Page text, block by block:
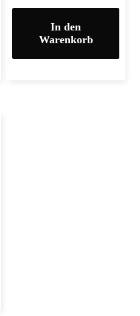
In den
Warenkorb